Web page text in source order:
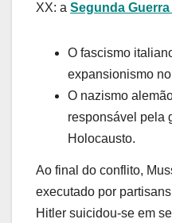
XX: a Segunda Guerra
O fascismo
expansionismo
O nazismo
responsável pela
Holocausto.
Ao final do conflito,
executado por
Hitler suicidou-se em